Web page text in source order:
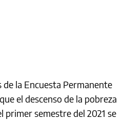
la Encuesta Permanente
el descenso de la pobreza
primer semestre del 2021 se